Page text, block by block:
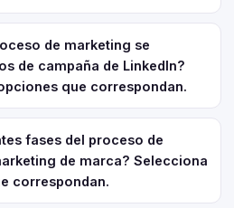
de marketing se
de campaña de LinkedIn?
que correspondan.
fases del proceso de
de marca? Selecciona
correspondan.